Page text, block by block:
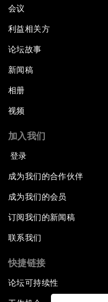
会议
利益相关方
论坛故事
新闻稿
相册
视频
加入我们
登录
成为我们的合作伙伴
成为我们的会员
订阅我们的新闻稿
联系我们
快捷链接
论坛可持续性